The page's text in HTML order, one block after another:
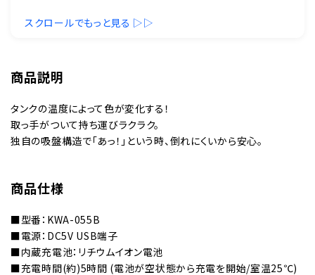
スクロールでもっと見る ▷▷
商品説明
タンクの温度によって色が変化する！
取っ手がついて持ち運びラクラク。
独自の吸盤構造で「あっ！」という時、倒れにくいから安心。
商品仕様
■型番：KWA-055B
■電源：DC5V USB端子
■内蔵充電池：リチウムイオン電池
■充電時間(約)5時間 (電池が空状態から充電を開始/室温25℃)